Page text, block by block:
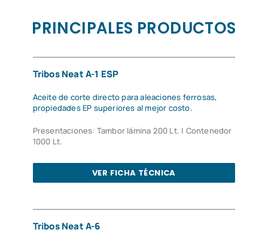
PRINCIPALES PRODUCTOS
Tribos Neat A-1 ESP
Aceite de corte directo para aleaciones ferrosas,
propiedades EP superiores al mejor costo.
Presentaciones: Tambor lámina 200 Lt. | Contenedor
1000 Lt.
VER FICHA TÉCNICA
Tribos Neat A-6